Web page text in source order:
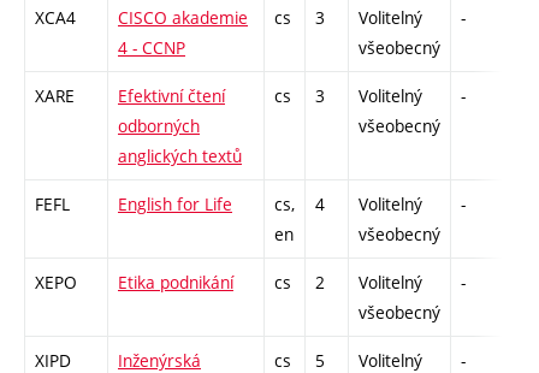
XCA4
CISCO akademie
4 - CCNP
cs 3
Volitelný
všeobecný
-
XARE
Efektivní čtení
odborných
anglických textů
cs 3
Volitelný
všeobecný
-
FEFL English for Life
cs,
en
4
Volitelný
všeobecný
-
XEPO Etika podnikání cs 2
Volitelný
všeobecný
-
XIPD
Inženýrská
cs 5
Volitelný
-